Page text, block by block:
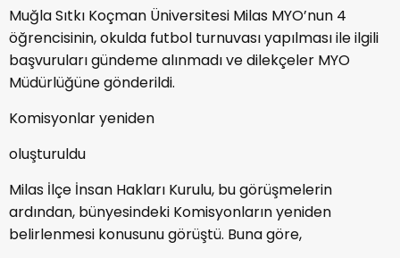
Muğla Sıtkı Koçman Üniversitesi Milas MYO’nun 4
öğrencisinin, okulda futbol turnuvası yapılması ile ilgili
başvuruları gündeme alınmadı ve dilekçeler MYO
Müdürlüğüne gönderildi.
Komisyonlar yeniden
oluşturuldu
Milas İlçe İnsan Hakları Kurulu, bu görüşmelerin
ardından, bünyesindeki Komisyonların yeniden
belirlenmesi konusunu görüştü. Buna göre,